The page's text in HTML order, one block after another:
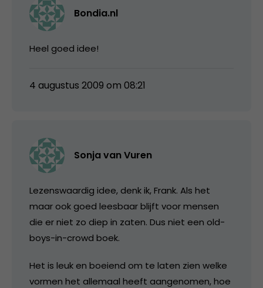
Bondia.nl
Heel goed idee!
4 augustus 2009 om 08:21
Sonja van Vuren
Lezenswaardig idee, denk ik, Frank. Als het
maar ook goed leesbaar blijft voor mensen
die er niet zo diep in zaten. Dus niet een old-
boys-in-crowd boek.
Het is leuk en boeiend om te laten zien welke
vormen het allemaal heeft aangenomen, hoe